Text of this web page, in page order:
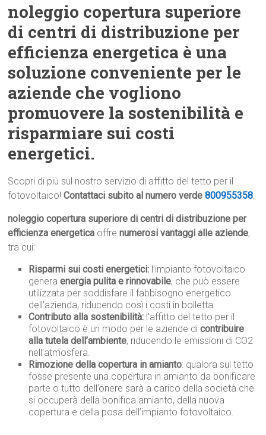
noleggio copertura superiore
di centri di distribuzione per
efficienza energetica è una
soluzione conveniente per le
aziende che vogliono
promuovere la sostenibilità e
risparmiare sui costi
energetici.
Scopri di più sul nostro servizio di affitto del tetto per il
fotovoltaico!Contattaci subito al numero verde 800955358.
noleggio copertura superiore di centri di distribuzione per
efficienza energetica offrenumerosi vantaggi alle aziende,
tra cui:
Risparmi sui costi energetici: l’impianto fotovoltaico
generaenergia pulita e rinnovabile, che può essere
utilizzata per soddisfare il fabbisogno energetico
dell’azienda, riducendo così i costi in bolletta.
Contributo alla sostenibilità: l’affitto del tetto per il
fotovoltaico è un modo per le aziende dicontribuire
alla tutela dell’ambiente, riducendo le emissioni di CO2
nell’atmosfera.
Rimozione della copertura in amianto: qualora sul tetto
fosse presente una copertura in amianto da bonificare
parte o tutto dell’onere sarà a carico della società che
si occuperà della bonifica amianto, della nuova
copertura e della posa dell’impianto fotovoltaico.